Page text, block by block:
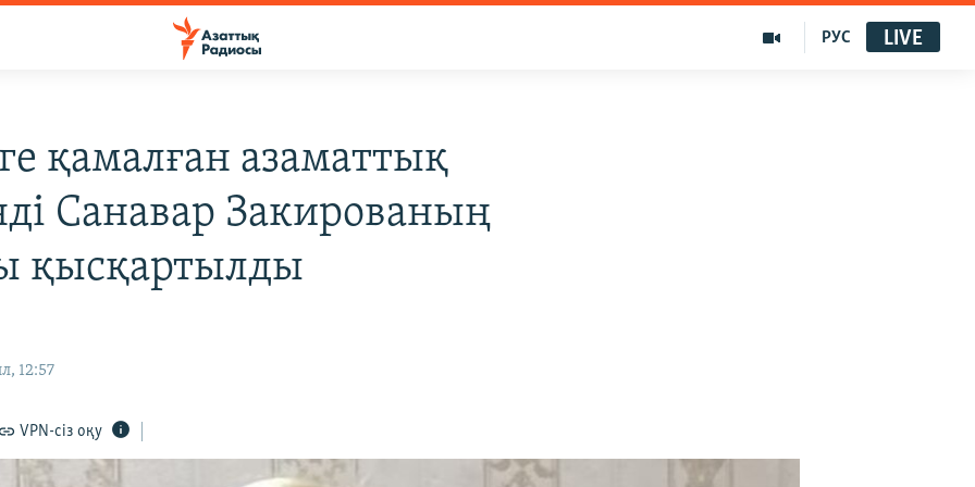
РУС LIVE
қамалған азаматтық
Санавар Закированың
қысқартылды
12:57
VPN-сіз оқу